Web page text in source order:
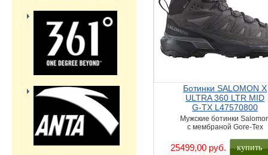
Ботинки SALOMON X
ULTRA 360 LTR MID
G-TX L47570800
Мужские ботинки
с мембраной Gore-Tex
25499,00 руб.
купить